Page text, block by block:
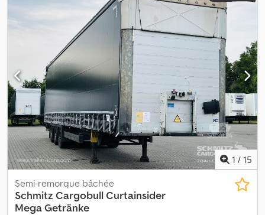
1 / 15
Semi-remorque bâchée
Schmitz CargobullCurtainsider
Mega Getränke